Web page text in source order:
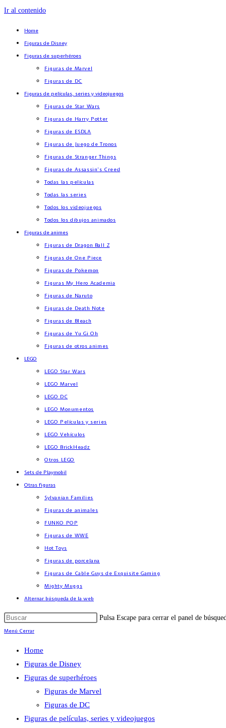
Ir al contenido
Home
Figuras de Disney
Figuras de superhéroes
Figuras de Marvel
Figuras de DC
Figuras de películas, series y videojuegos
Figuras de Star Wars
Figuras de Harry Potter
Figuras de ESDLA
Figuras de Juego de Tronos
Figuras de Stranger Things
Figuras de Assassin’s Creed
Todas las películas
Todas las series
Todos los videojuegos
Todos los dibujos animados
Figuras de animes
Figuras de Dragon Ball Z
Figuras de One Piece
Figuras de Pokemon
Figuras My Hero Academia
Figuras de Naruto
Figuras de Death Note
Figuras de Bleach
Figuras de Yu Gi Oh
Figuras de otros animes
LEGO
LEGO Star Wars
LEGO Marvel
LEGO DC
LEGO Monumentos
LEGO Películas y series
LEGO Vehículos
LEGO BrickHeadz
Otros LEGO
Sets de Playmobil
Otras figuras
Sylvanian Families
Figuras de animales
FUNKO POP
Figuras de WWE
Hot Toys
Figuras de porcelana
Figuras de Cable Guys de Exquisite Gaming
Mighty Muggs
Alternar búsqueda de la web
Pulsa Escape para cerrar el panel de
Menú Cerrar
Home
Figuras de Disney
Figuras de superhéroes
Figuras de Marvel
Figuras de DC
Figuras de películas, series y videojuegos